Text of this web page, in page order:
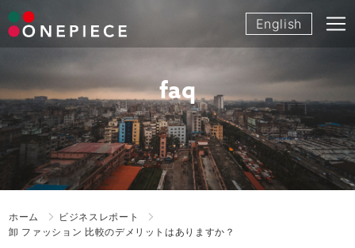
Skip
to
English
faq
ホーム
ビジネスレポート
卸 ファッション 比較のデメリットはありますか？